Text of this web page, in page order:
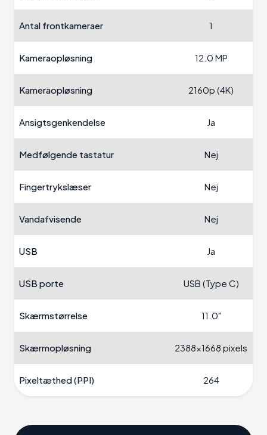
Antal frontkameraer 1
Kameraopløsning 12.0 MP
Kameraopløsning 2160p (4K)
Ansigtsgenkendelse Ja
Medfølgende tastatur Nej
Fingertrykslæser Nej
Vandafvisende Nej
USB Ja
USB porte USB (Type C)
Skærmstørrelse 11.0"
Skærmopløsning 2388x1668 pixels
Pixeltæthed (PPI) 264